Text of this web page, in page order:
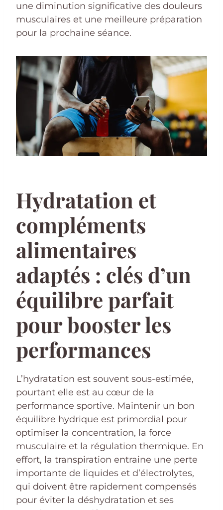
une diminution significative des douleurs
musculaires et une meilleure préparation
pour la prochaine séance.
Hydratation et
compléments
alimentaires
adaptés : clés d’un
équilibre parfait
pour booster les
performances
L’hydratation est souvent sous-estimée,
pourtant elle est au cœur de la
performance sportive. Maintenir un bon
équilibre hydrique est primordial pour
optimiser la concentration, la force
musculaire et la régulation thermique. En
effort, la transpiration entraine une perte
importante de liquides et d’électrolytes,
qui doivent être rapidement compensés
pour éviter la déshydratation et ses